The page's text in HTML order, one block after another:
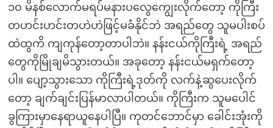
၁၀ မိနစ်လောက်မရပ်မနားပလွေကျွေးလိုက်တော့ ကိုကြီး
တဟင်းဟင်းတဟဲဟဲဖြင့်မခံနိုင်ဘဲ အရည်တွေ သူမပါးစပ်
ထဲထွကိ ကျကုန်တော့တာပါဘဲ။ နန်းငယ်ကိုကြီးရဲ့ အရည်
တွေကိုမြိုချမိသွားတယ်။ အခုတော့ နန်းငယ်မရှက်တော့
ပါ။ ပျော့သွားသော ကိုကြီးရဲ့ဒုတ်ကို လက်နဲ့ဆွပေးလိုက်
တော့ ချက်ချင်းပြန်မာလာပါတယ်။ ကိုကြီးက သူမပေါင်
ခွကြားမှာနေရာယူနေပါပြီ။ ကုတင်ဘောင်မှာ ခေါင်းအုံးကို